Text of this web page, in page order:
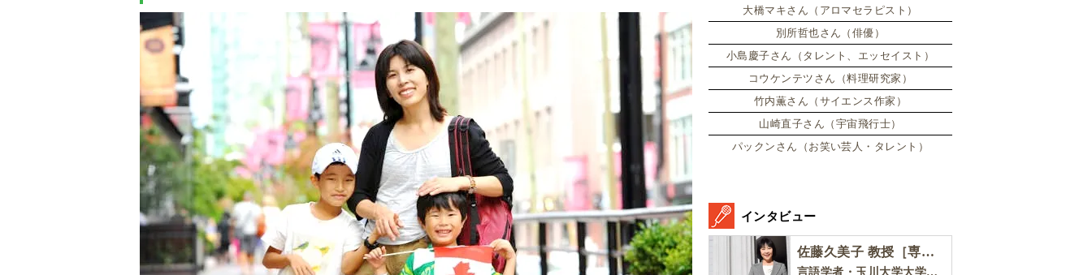
挑戦したり、
大橋マキさん（アロマセラピスト）
別所哲也さん（俳優）
小島慶子さん（タレント、エッセイスト）
コウケンテツさん（料理研究家）
竹内薫さん（サイエンス作家）
山崎直子さん（宇宙飛行士）
パックンさん（お笑い芸人・タレント）
インタビュー
佐藤久美子 教授［専門家インタビュー］
言語学者・玉川大学大学院教育学研究科 教授・NHK「えいごであそぼ」総合指導